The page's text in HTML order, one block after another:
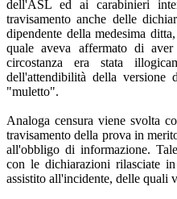
dell'ASL ed ai carabinieri
travisamento anche delle
dipendente della medesima
quale aveva affermato di
circostanza era stata
dell'attendibilità della
"muletto".
Analoga censura viene svolta
travisamento della prova in
all'obbligo di informazione.
con le dichiarazioni rilasciate
assistito all'incidente, delle quali